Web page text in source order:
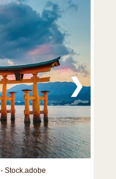
- Stock.adobe
❯